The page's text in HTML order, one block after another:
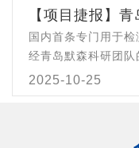
【项目捷报】
国内首条专门用于
经青岛默森科研团
求，经过客户的预
户。为中国的汽车
2025-10-25